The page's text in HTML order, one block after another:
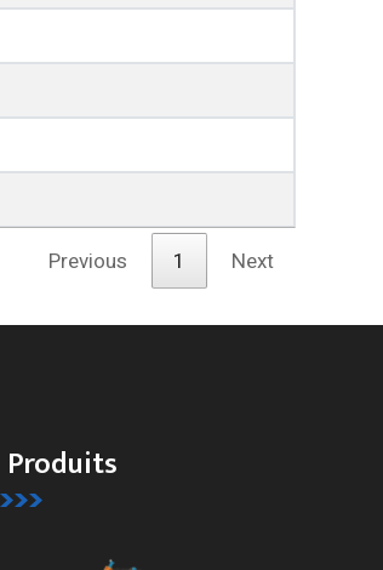
Previous 1 Next
Produits